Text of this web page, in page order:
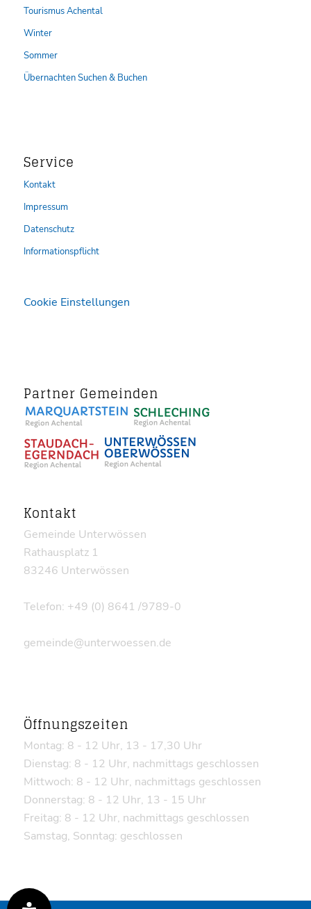
Tourismus Achental
Winter
Sommer
Übernachten Suchen & Buchen
Service
Kontakt
Impressum
Datenschutz
Informationspflicht
Cookie Einstellungen
Partner Gemeinden
Kontakt
Gemeinde Unterwössen
Rathausplatz 1
83246 Unterwössen
Telefon: +49 (0) 8641 /9789-0
gemeinde@unterwoessen.de
Öffnungszeiten
Montag: 8 - 12 Uhr, 13 - 17,30 Uhr
Dienstag: 8 - 12 Uhr, nachmittags geschlossen
Mittwoch: 8 - 12 Uhr, nachmittags geschlossen
Donnerstag: 8 - 12 Uhr, 13 - 15 Uhr
Freitag: 8 - 12 Uhr, nachmittags geschlossen
Samstag, Sonntag: geschlossen